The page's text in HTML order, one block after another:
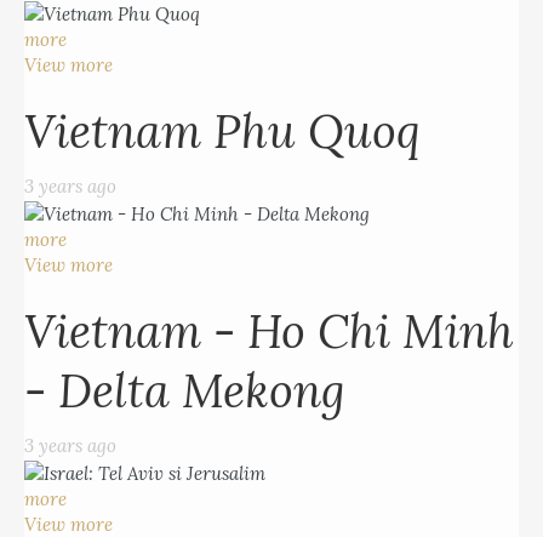
more
View more
Vietnam Phu Quoq
3 years ago
more
View more
Vietnam - Ho Chi Minh
- Delta Mekong
3 years ago
more
View more